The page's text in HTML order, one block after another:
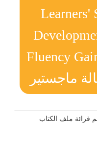
Learners'
Fluency
قرائة ملف الكتاب